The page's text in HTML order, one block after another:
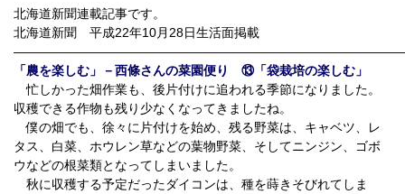
北海道新聞連載記事です。
北海道新聞 平成22年10月28日生活面掲載
「農を楽しむ」－西條さんの菜園便り ⑬「袋栽培の楽しむ」
忙しかった畑作業も、後片付けに追われる季節になりました。
収穫できる作物も残り少なくなってきましたね。
僕の畑でも、徐々に片付けを始め、残る野菜は、キャベツ、レ
タス、白菜、ホウレン草などの葉物野菜、そしてニンジン、ゴボ
ウなどの根菜類となってしまいました。
秋に収穫する予定だったダイコンは、種を蒔きそびれてしま